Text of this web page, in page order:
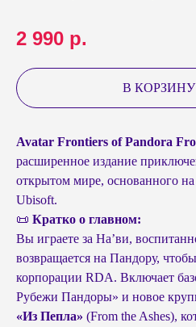
2 990 р.
В КОРЗИНУ
Avatar Frontiers of Pandora
расширенное издание
открытом мире, основанного
Ubisoft.
📜 Кратко о главном:
Вы играете за На’ви,
возвращается на Пандору,
корпорации RDA. Включает
Рубежи Пандоры» и новое
«Из Пепла» (From the Ashes),